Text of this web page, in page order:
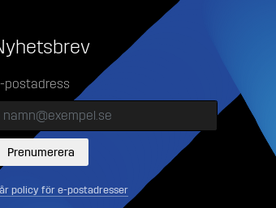
postadress
policy för e-postadresser